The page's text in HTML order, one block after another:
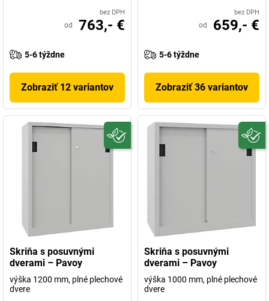
bez DPH
od 763,- €
5-6 týždne
Zobraziť 12 variantov
bez DPH
od 659,- €
5-6 týždne
Zobraziť 36 variantov
Skriňa s posuvnými
dverami – Pavoy
výška 1200 mm, plné plechové
dvere
Skriňa s posuvnými
dverami – Pavoy
výška 1000 mm, plné plechové
dvere